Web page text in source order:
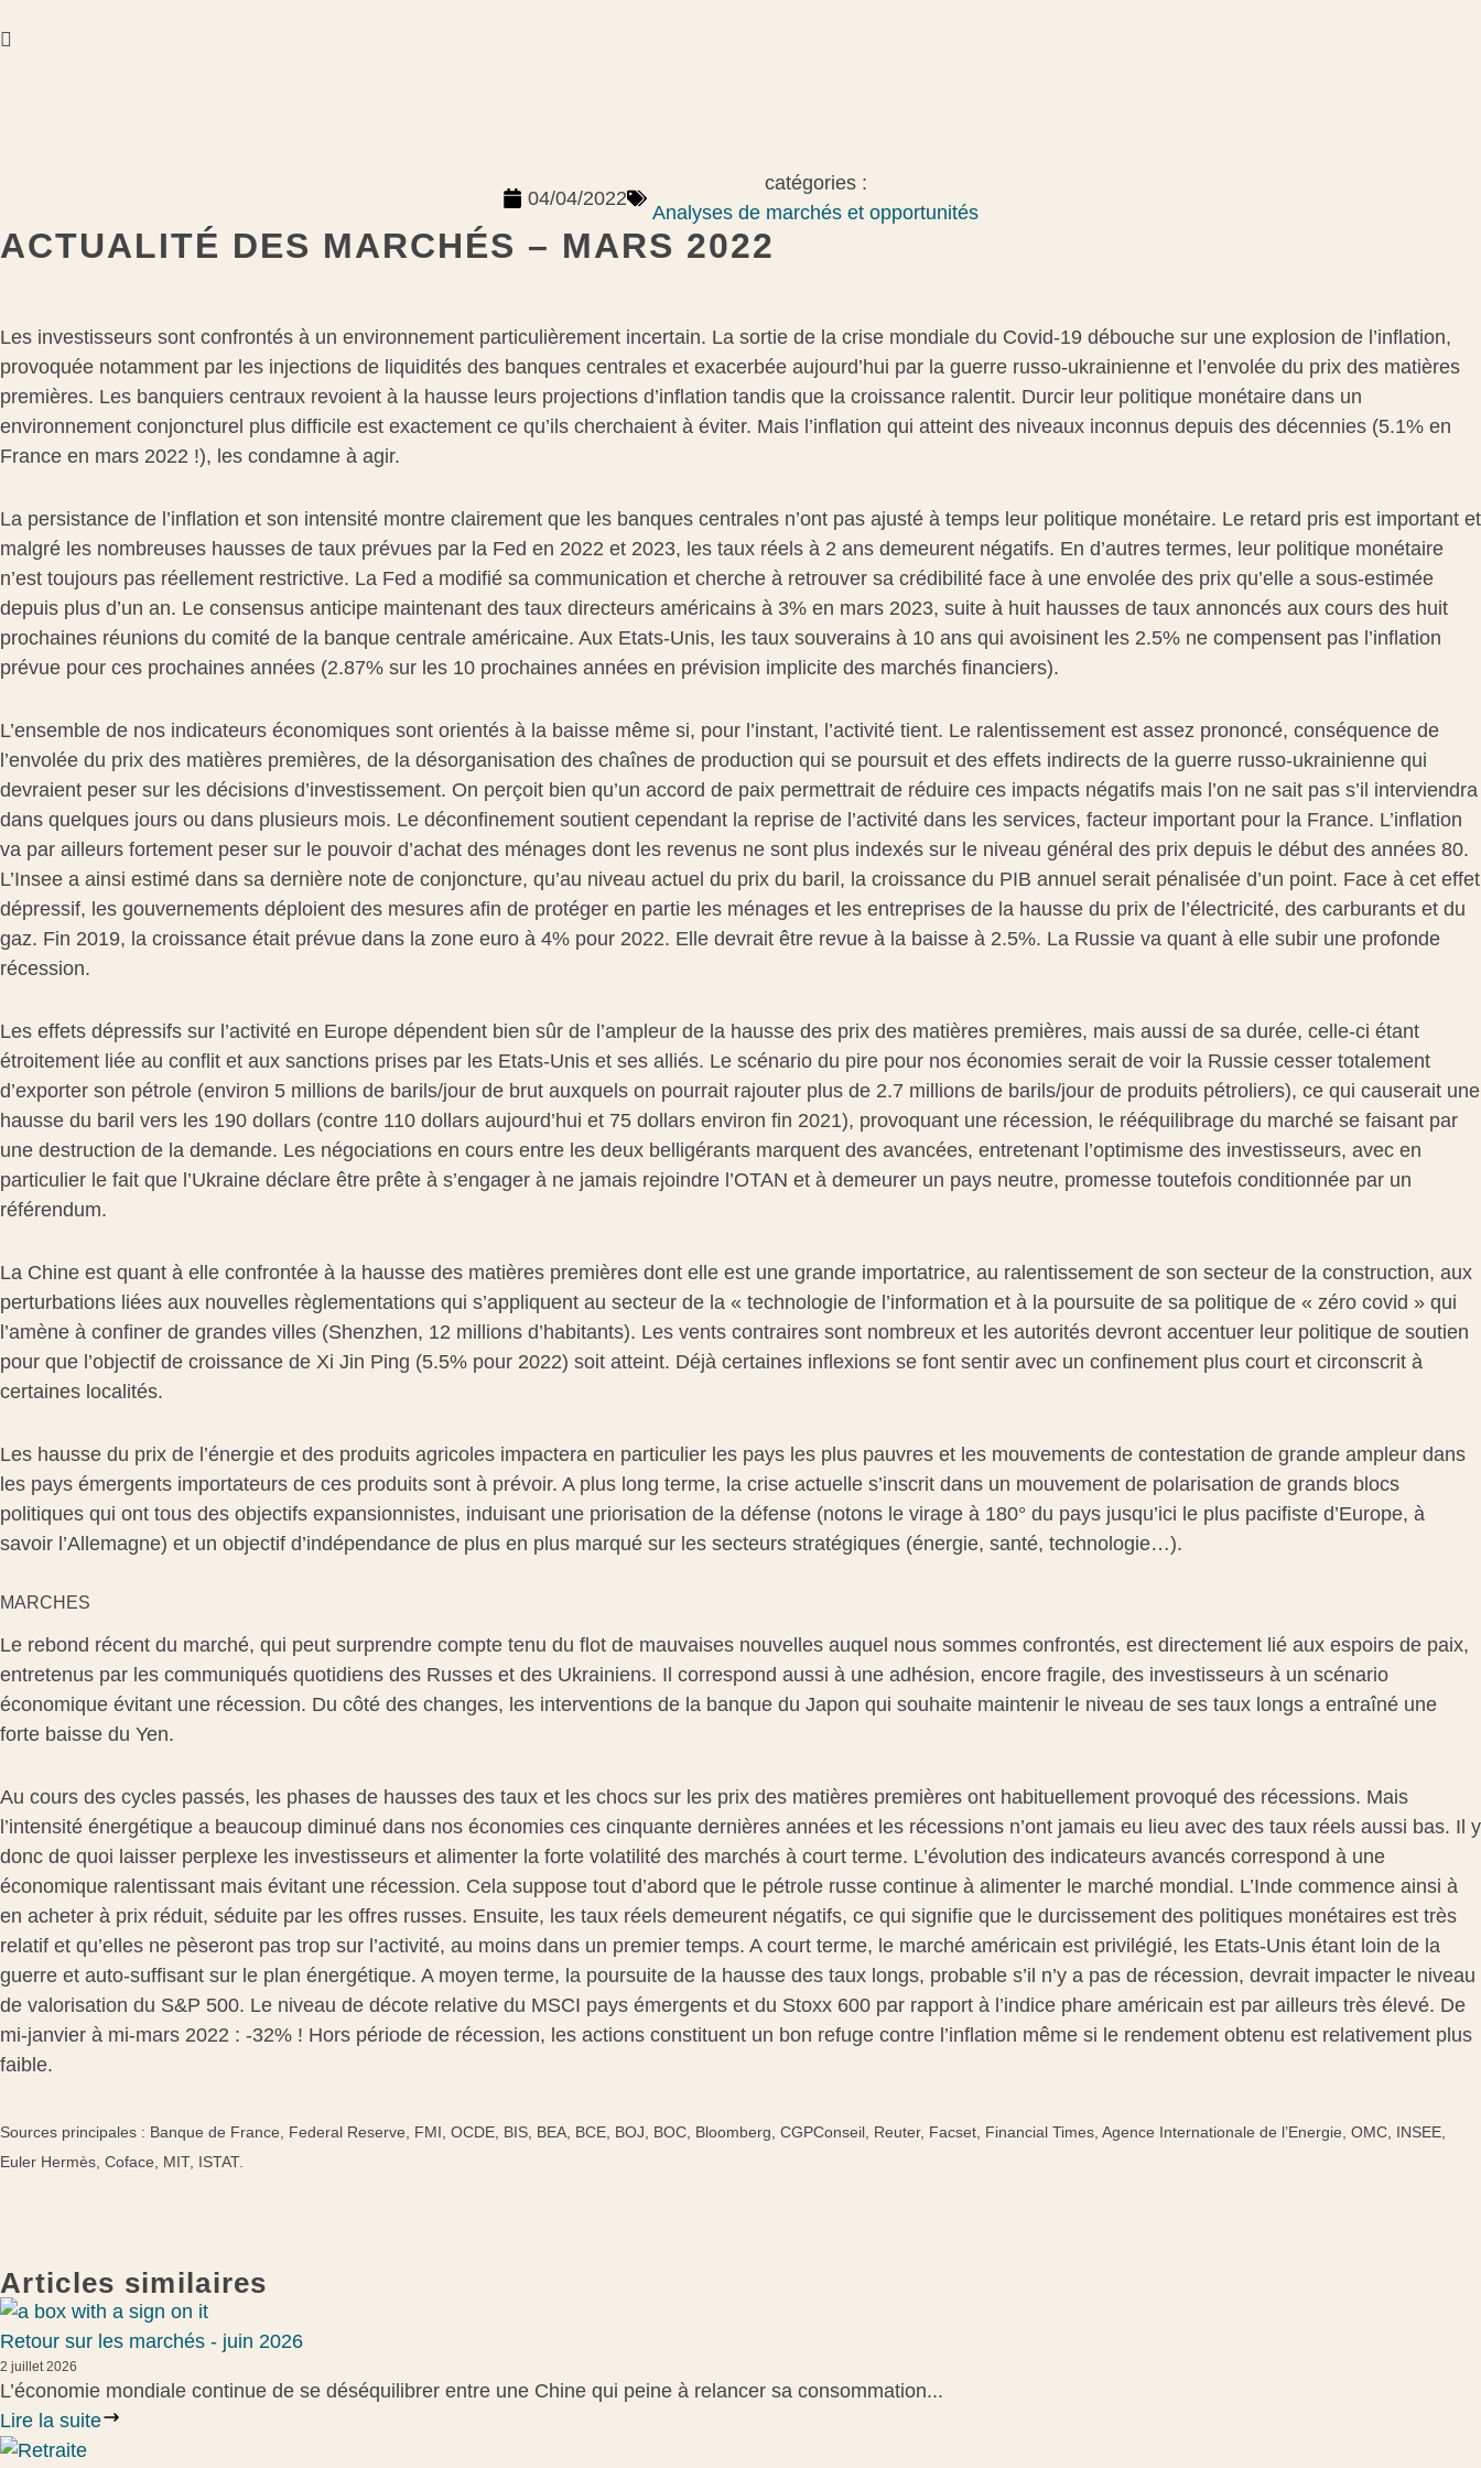
04/04/2022
catégories :
Analyses de marchés et opportunités
ACTUALITÉ DES MARCHÉS – MARS 2022
Les investisseurs sont confrontés à un environnement particulièrement incertain. La sortie de la crise mondiale du Covid-19 débouche sur une explosion de l’inflation,
provoquée notamment par les injections de liquidités des banques centrales et exacerbée aujourd’hui par la guerre russo-ukrainienne et l’envolée du prix des matières
premières. Les banquiers centraux revoient à la hausse leurs projections d’inflation tandis que la croissance ralentit. Durcir leur politique monétaire dans un
environnement conjoncturel plus difficile est exactement ce qu’ils cherchaient à éviter. Mais l’inflation qui atteint des niveaux inconnus depuis des décennies (5.1% en
France en mars 2022 !), les condamne à agir.
La persistance de l’inflation et son intensité montre clairement que les banques centrales n’ont pas ajusté à temps leur politique monétaire. Le retard pris est important et
malgré les nombreuses hausses de taux prévues par la Fed en 2022 et 2023, les taux réels à 2 ans demeurent négatifs. En d’autres termes, leur politique monétaire
n’est toujours pas réellement restrictive. La Fed a modifié sa communication et cherche à retrouver sa crédibilité face à une envolée des prix qu’elle a sous-estimée
depuis plus d’un an. Le consensus anticipe maintenant des taux directeurs américains à 3% en mars 2023, suite à huit hausses de taux annoncés aux cours des huit
prochaines réunions du comité de la banque centrale américaine. Aux Etats-Unis, les taux souverains à 10 ans qui avoisinent les 2.5% ne compensent pas l’inflation
prévue pour ces prochaines années (2.87% sur les 10 prochaines années en prévision implicite des marchés financiers).
L’ensemble de nos indicateurs économiques sont orientés à la baisse même si, pour l’instant, l’activité tient. Le ralentissement est assez prononcé, conséquence de
l’envolée du prix des matières premières, de la désorganisation des chaînes de production qui se poursuit et des effets indirects de la guerre russo-ukrainienne qui
devraient peser sur les décisions d’investissement. On perçoit bien qu’un accord de paix permettrait de réduire ces impacts négatifs mais l’on ne sait pas s’il interviendra
dans quelques jours ou dans plusieurs mois. Le déconfinement soutient cependant la reprise de l’activité dans les services, facteur important pour la France. L’inflation
va par ailleurs fortement peser sur le pouvoir d’achat des ménages dont les revenus ne sont plus indexés sur le niveau général des prix depuis le début des années 80.
L’Insee a ainsi estimé dans sa dernière note de conjoncture, qu’au niveau actuel du prix du baril, la croissance du PIB annuel serait pénalisée d’un point. Face à cet effet
dépressif, les gouvernements déploient des mesures afin de protéger en partie les ménages et les entreprises de la hausse du prix de l’électricité, des carburants et du
gaz. Fin 2019, la croissance était prévue dans la zone euro à 4% pour 2022. Elle devrait être revue à la baisse à 2.5%. La Russie va quant à elle subir une profonde
récession.
Les effets dépressifs sur l’activité en Europe dépendent bien sûr de l’ampleur de la hausse des prix des matières premières, mais aussi de sa durée, celle-ci étant
étroitement liée au conflit et aux sanctions prises par les Etats-Unis et ses alliés. Le scénario du pire pour nos économies serait de voir la Russie cesser totalement
d’exporter son pétrole (environ 5 millions de barils/jour de brut auxquels on pourrait rajouter plus de 2.7 millions de barils/jour de produits pétroliers), ce qui causerait une
hausse du baril vers les 190 dollars (contre 110 dollars aujourd’hui et 75 dollars environ fin 2021), provoquant une récession, le rééquilibrage du marché se faisant par
une destruction de la demande. Les négociations en cours entre les deux belligérants marquent des avancées, entretenant l’optimisme des investisseurs, avec en
particulier le fait que l’Ukraine déclare être prête à s’engager à ne jamais rejoindre l’OTAN et à demeurer un pays neutre, promesse toutefois conditionnée par un
référendum.
La Chine est quant à elle confrontée à la hausse des matières premières dont elle est une grande importatrice, au ralentissement de son secteur de la construction, aux
perturbations liées aux nouvelles règlementations qui s’appliquent au secteur de la « technologie de l’information et à la poursuite de sa politique de « zéro covid » qui
l’amène à confiner de grandes villes (Shenzhen, 12 millions d’habitants). Les vents contraires sont nombreux et les autorités devront accentuer leur politique de soutien
pour que l’objectif de croissance de Xi Jin Ping (5.5% pour 2022) soit atteint. Déjà certaines inflexions se font sentir avec un confinement plus court et circonscrit à
certaines localités.
Les hausse du prix de l’énergie et des produits agricoles impactera en particulier les pays les plus pauvres et les mouvements de contestation de grande ampleur dans
les pays émergents importateurs de ces produits sont à prévoir. A plus long terme, la crise actuelle s’inscrit dans un mouvement de polarisation de grands blocs
politiques qui ont tous des objectifs expansionnistes, induisant une priorisation de la défense (notons le virage à 180° du pays jusqu’ici le plus pacifiste d’Europe, à
savoir l’Allemagne) et un objectif d’indépendance de plus en plus marqué sur les secteurs stratégiques (énergie, santé, technologie…).
MARCHES
Le rebond récent du marché, qui peut surprendre compte tenu du flot de mauvaises nouvelles auquel nous sommes confrontés, est directement lié aux espoirs de paix,
entretenus par les communiqués quotidiens des Russes et des Ukrainiens. Il correspond aussi à une adhésion, encore fragile, des investisseurs à un scénario
économique évitant une récession. Du côté des changes, les interventions de la banque du Japon qui souhaite maintenir le niveau de ses taux longs a entraîné une
forte baisse du Yen.
Au cours des cycles passés, les phases de hausses des taux et les chocs sur les prix des matières premières ont habituellement provoqué des récessions. Mais
l’intensité énergétique a beaucoup diminué dans nos économies ces cinquante dernières années et les récessions n’ont jamais eu lieu avec des taux réels aussi bas. Il y
donc de quoi laisser perplexe les investisseurs et alimenter la forte volatilité des marchés à court terme. L’évolution des indicateurs avancés correspond à une
économique ralentissant mais évitant une récession. Cela suppose tout d’abord que le pétrole russe continue à alimenter le marché mondial. L’Inde commence ainsi à
en acheter à prix réduit, séduite par les offres russes. Ensuite, les taux réels demeurent négatifs, ce qui signifie que le durcissement des politiques monétaires est très
relatif et qu’elles ne pèseront pas trop sur l’activité, au moins dans un premier temps. A court terme, le marché américain est privilégié, les Etats-Unis étant loin de la
guerre et auto-suffisant sur le plan énergétique. A moyen terme, la poursuite de la hausse des taux longs, probable s’il n’y a pas de récession, devrait impacter le niveau
de valorisation du S&P 500. Le niveau de décote relative du MSCI pays émergents et du Stoxx 600 par rapport à l’indice phare américain est par ailleurs très élevé. De
mi-janvier à mi-mars 2022 : -32% ! Hors période de récession, les actions constituent un bon refuge contre l’inflation même si le rendement obtenu est relativement plus
faible.
Sources principales : Banque de France, Federal Reserve, FMI, OCDE, BIS, BEA, BCE, BOJ, BOC, Bloomberg, CGPConseil, Reuter, Facset, Financial Times, Agence Internationale de l’Energie, OMC, INSEE,
Euler Hermès, Coface, MIT, ISTAT.
Articles similaires
Retour sur les marchés - juin 2026
2 juillet 2026
L’économie mondiale continue de se déséquilibrer entre une Chine qui peine à relancer sa consommation...
Lire la suite